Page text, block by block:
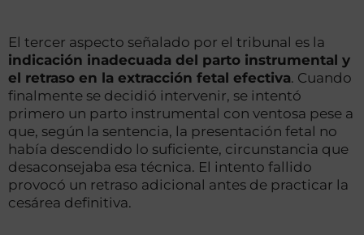
El tercer aspecto señalado por el tribunal es la
indicación inadecuada del parto instrumental y
el retraso en la extracción fetal efectiva. Cuando
finalmente se decidió intervenir, se intentó
primero un parto instrumental con ventosa pese a
que, según la sentencia, la presentación fetal no
había descendido lo suficiente, circunstancia que
desaconsejaba esa técnica. El intento fallido
provocó un retraso adicional antes de practicar la
cesárea definitiva.